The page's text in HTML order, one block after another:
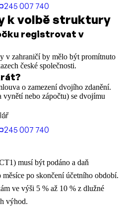
245 007 740
k volbě struktury
registrovat v
v zahraničí by mělo být promítnuto
české společnosti.
o zamezení dvojího zdanění.
vynětí nebo zápočtu) se dvojímu
245 007 740
musí být podáno a daň
měsíce po skončení účetního období.
ve výši 5 % až 10 % z dlužné
výhod.